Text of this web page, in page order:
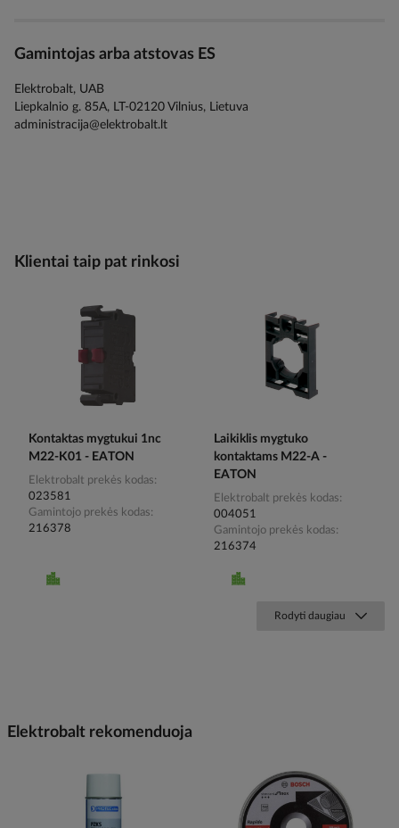
Gamintojas arba atstovas ES
Elektrobalt, UAB
Liepkalnio g. 85A, LT-02120 Vilnius, Lietuva
administracija@elektrobalt.lt
Klientai taip pat rinkosi
Kontaktas mygtukui 1nc
M22-K01 - EATON
Elektrobalt prekės kodas
023581
Gamintojo prekės kodas
216378
Laikiklis mygtuko
kontaktams M22-A -
EATON
Elektrobalt prekės kodas
004051
Gamintojo prekės kodas
216374
Rodyti daugiau
Elektrobalt rekomenduoja